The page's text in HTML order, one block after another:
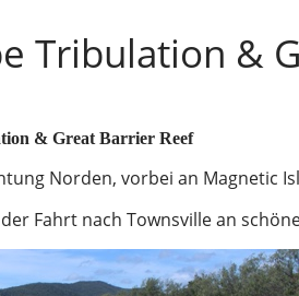
Tribulation &
& Great Barrier Reef
Norden, vorbei an Magnetic
Fahrt nach Townsville an